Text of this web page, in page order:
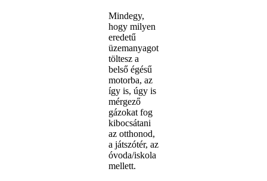
Mindegy,
hogy milyen
eredetű
üzemanyagot
töltesz a
belső égésű
motorba, az
így is, úgy is
mérgező
gázokat fog
kibocsátani
az otthonod,
a játszótér, az
óvoda/iskola
mellett.